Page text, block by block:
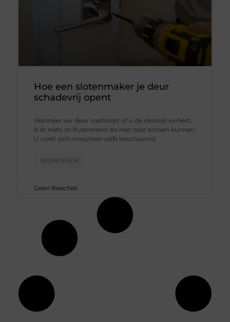
Hoe een slotenmaker je deur
schadevrij opent
Wanneer uw deur vastloopt of u de sleutels verliest,
is er niets zo frustrerend als niet naar binnen kunnen.
U voelt zich misschien zelfs beschaamd
WONINGEN
Geen Reacties